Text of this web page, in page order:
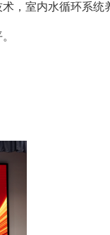
，室内水循环系统